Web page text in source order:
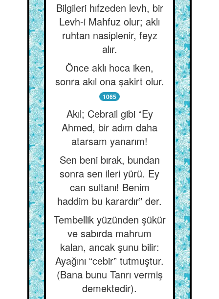
Bilgileri hıfzeden levh, bir
Levh-i Mahfuz olur; aklı
ruhtan nasiplenir, feyz
alır.
Önce aklı hoca iken,
sonra akıl ona şakirt olur.
1065
Akıl; Cebrail gibi “Ey
Ahmed, bir adım daha
atarsam yanarım!
Sen beni bırak, bundan
sonra sen ileri yürü. Ey
can sultanı! Benim
haddim bu karardır” der.
Tembellik yüzünden şükür
ve sabırda mahrum
kalan, ancak şunu bilir:
Ayağını “cebir” tutmuştur.
(Bana bunu Tanrı vermiş
demektedir).